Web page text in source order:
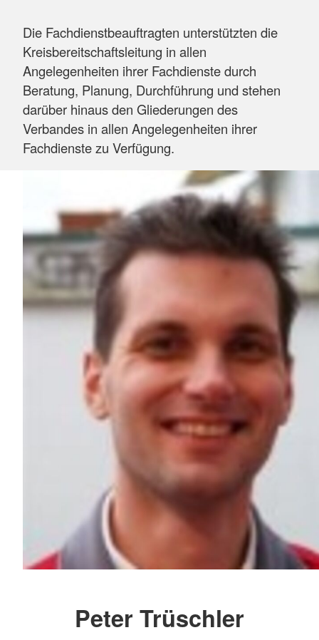
Die Fachdienstbeauftragten unterstützten die
Kreisbereitschaftsleitung in allen
Angelegenheiten ihrer Fachdienste durch
Beratung, Planung, Durchführung und stehen
darüber hinaus den Gliederungen des
Verbandes in allen Angelegenheiten ihrer
Fachdienste zu Verfügung.
Peter Trüschler